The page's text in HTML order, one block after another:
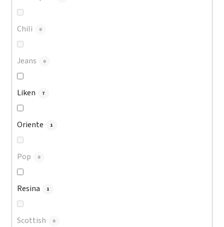
Chili 0
Jeans 0
Liken 7
Oriente 1
Pop 0
Resina 1
Scottish 0